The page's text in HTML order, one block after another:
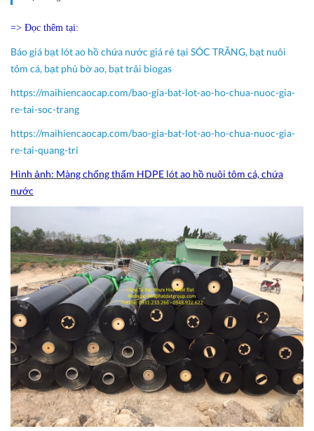
=> Đọc thêm tại:
Báo giá bạt lót ao hồ chứa nước giá rẻ tại SÓC TRĂNG, bạt nuôi
tôm cá, bạt phủ bờ ao, bạt trải biogas
https://maihiencaocap.com/bao-gia-bat-lot-ao-ho-chua-nuoc-gia-
re-tai-soc-trang
https://maihiencaocap.com/bao-gia-bat-lot-ao-ho-chua-nuoc-gia-
re-tai-quang-tri
Hình ảnh: Màng chống thấm HDPE lót ao hồ nuôi tôm cá, chứa
nước